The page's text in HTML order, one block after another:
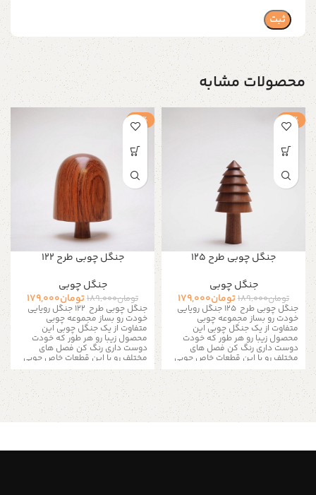
محصولات مشابه
-5%
جنگل چوبی طرح 125
جنگل چوبی
تومان189,000تومان179,000
جنگل چوبی طرح 125 جنگل رویایی
خودت رو بساز مجموعه چوبی
متفاوت از یک جنگل چوبی این
محصول زیبا رو هر طور که خودت
دوست داری رنگ کن فصل های
مختلف رو با این قطعات خاص چوبی
به تصویر بکشید کافیه یه قلمو
برداری و با چند رنگ ساده هر رنگی
که دلت میخواد به این جنگل رویایی
بدی برای رنگ آمیزی بهتر رنگ تمامی
چوب ها روشن میباشد این درخت
های چوبی برای ساخت ماکت های زیبا
-5%
جنگل چوبی طرح 122
جنگل چوبی
تومان189,000تومان179,000
جنگل چوبی طرح 122 جنگل رویایی
خودت رو بساز مجموعه چوبی
متفاوت از یک جنگل چوبی این
محصول زیبا رو هر طور که خودت
دوست داری رنگ کن فصل های
مختلف رو با این قطعات خاص چوبی
به تصویر بکشید کافیه یه قلمو
برداری و با چند رنگ ساده هر رنگی
که دلت میخواد به این جنگل رویایی
بدی برای رنگ آمیزی بهتر رنگ تمامی
چوب ها روشن میباشد این درخت
های چوبی برای ساخت ماکت های زیبا